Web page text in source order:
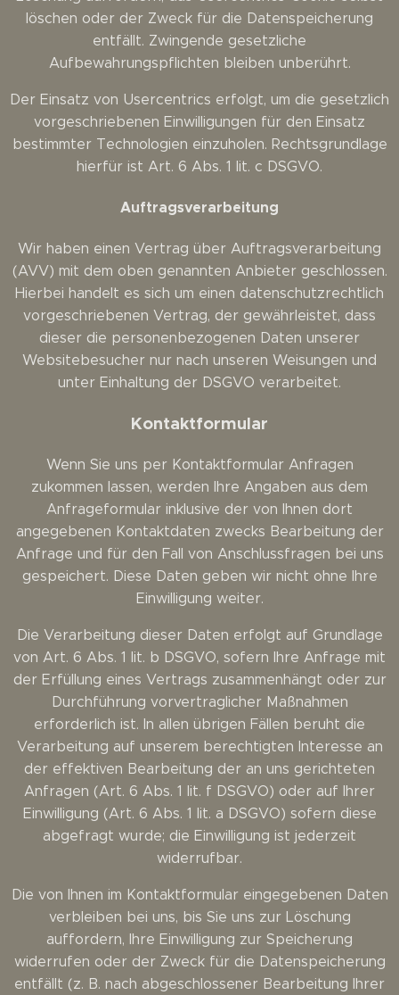
löschen oder der Zweck für die Datenspeicherung
entfällt. Zwingende gesetzliche
Aufbewahrungspflichten bleiben unberührt.
Der Einsatz von Usercentrics erfolgt, um die gesetzlich
vorgeschriebenen Einwilligungen für den Einsatz
bestimmter Technologien einzuholen. Rechtsgrundlage
hierfür ist Art. 6 Abs. 1 lit. c DSGVO.
Auftragsverarbeitung
Wir haben einen Vertrag über Auftragsverarbeitung
(AVV) mit dem oben genannten Anbieter geschlossen.
Hierbei handelt es sich um einen datenschutzrechtlich
vorgeschriebenen Vertrag, der gewährleistet, dass
dieser die personenbezogenen Daten unserer
Websitebesucher nur nach unseren Weisungen und
unter Einhaltung der DSGVO verarbeitet.
Kontaktformular
Wenn Sie uns per Kontaktformular Anfragen
zukommen lassen, werden Ihre Angaben aus dem
Anfrageformular inklusive der von Ihnen dort
angegebenen Kontaktdaten zwecks Bearbeitung der
Anfrage und für den Fall von Anschlussfragen bei uns
gespeichert. Diese Daten geben wir nicht ohne Ihre
Einwilligung weiter.
Die Verarbeitung dieser Daten erfolgt auf Grundlage
von Art. 6 Abs. 1 lit. b DSGVO, sofern Ihre Anfrage mit
der Erfüllung eines Vertrags zusammenhängt oder zur
Durchführung vorvertraglicher Maßnahmen
erforderlich ist. In allen übrigen Fällen beruht die
Verarbeitung auf unserem berechtigten Interesse an
der effektiven Bearbeitung der an uns gerichteten
Anfragen (Art. 6 Abs. 1 lit. f DSGVO) oder auf Ihrer
Einwilligung (Art. 6 Abs. 1 lit. a DSGVO) sofern diese
abgefragt wurde; die Einwilligung ist jederzeit
widerrufbar.
Die von Ihnen im Kontaktformular eingegebenen Daten
verbleiben bei uns, bis Sie uns zur Löschung
auffordern, Ihre Einwilligung zur Speicherung
widerrufen oder der Zweck für die Datenspeicherung
entfällt (z. B. nach abgeschlossener Bearbeitung Ihrer